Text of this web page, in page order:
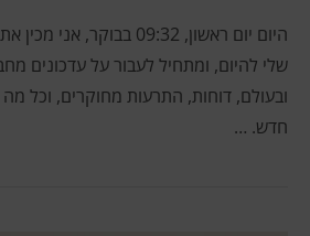
היום יום ראשון, 09:32
שלי להיום, ומתחיל לעבור על עדכונים
ובעולם, דוחות, התרעות מחוקרים, וכל
חדש. …